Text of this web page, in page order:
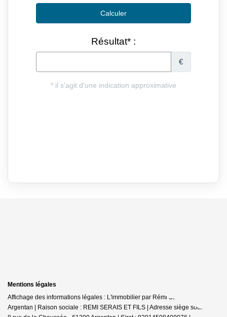
Mentions légales
Affichage des informations légales : L'immobilier par Rémi SERAIS -
Argentan | Raison sociale : REMI SERAIS ET FILS | Adresse siège social : 6-